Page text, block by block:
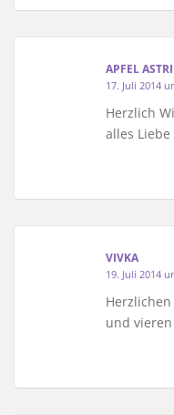
APFEL
17. Juli 2014
Herzlich
alles
VIVKA
19. Juli 2014
und vieren